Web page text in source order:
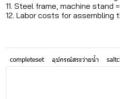
11. Steel frame, machine stand =
12. Labor costs for assembling
completeset อุปกรณ์สระว่ายน้ำ